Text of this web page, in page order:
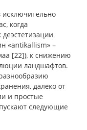
исключительно
когда
«antikallism» –
[22]), к снижению
ландшафтов.
далеко от
и простые
следующие